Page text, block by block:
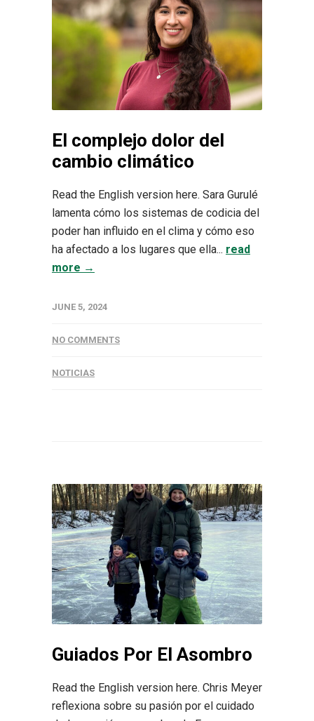
El complejo dolor del
cambio climático
Read the English version here. Sara Gurulé
lamenta cómo los sistemas de codicia del
poder han influido en el clima y cómo eso
ha afectado a los lugares que ella... read
more →
JUNE 5, 2024
NO COMMENTS
NOTICIAS
Guiados Por El Asombro
Read the English version here. Chris Meyer
reflexiona sobre su pasión por el cuidado